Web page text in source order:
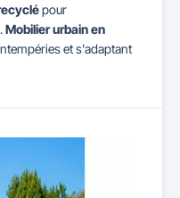
pour
Mobilier urbain en
et s'adaptant